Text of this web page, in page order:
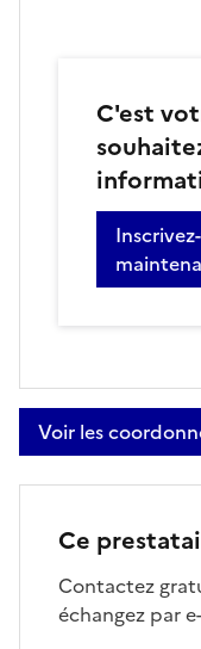
C'est
Voir les
Ce
Contactez
échangez par